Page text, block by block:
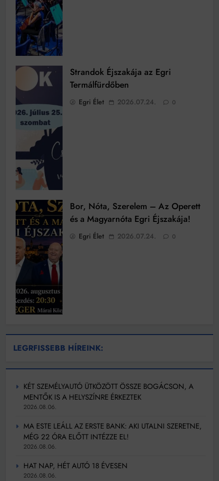
Strandok Éjszakája az Egri
Termálfürdőben
Egri Élet 2026.07.24. 0
Bor, Nóta, Szerelem – Az Operett
és a Magyarnóta Egri Éjszakája!
Egri Élet 2026.07.24. 0
LEGRFISSEBB HÍREINK:
KÉT SZEMÉLYAUTÓ ÜTKÖZÖTT ÖSSZE BOGÁCSON, A
MENTŐK IS A HELYSZÍNRE ÉRKEZTEK
2026.08.06.
MA ESTE LEÁLL AZ ERSTE BANK: AKI UTALNI SZERETNE,
MÉG 22 ÓRA ELŐTT INTÉZZE EL!
2026.08.06.
HAT NAP, HÉT AUTÓ 18 ÉVESEN
2026.08.06.